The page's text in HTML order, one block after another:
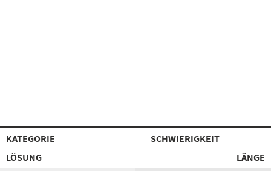
KATEGORIE
SCHWIERIGKEIT
LÖSUNG
LÄNGE